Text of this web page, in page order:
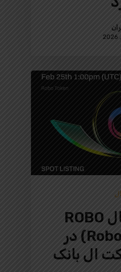
ارزدیجیتال ROBO
(Robo Token) در
ال بانک